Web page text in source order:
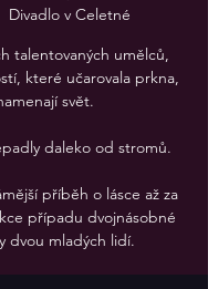
Divadlo v Celetné
talentovaných umělců,
které učarovala prkna,
svět.
daleko od stromů.
příběh o lásce až za
případu dvojnásobné
dvou mladých lidí.